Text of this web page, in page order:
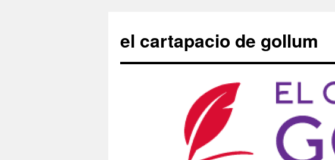
contenido
el cartapacio de gollum